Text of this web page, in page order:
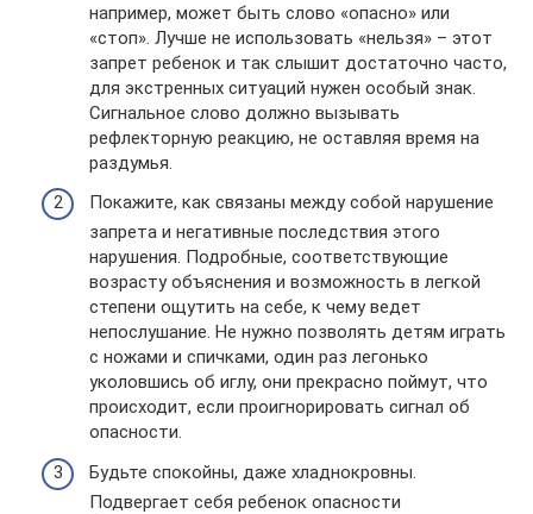
например, может быть слово «опасно» или
«стоп». Лучше не использовать «нельзя» – этот
запрет ребенок и так слышит достаточно часто,
для экстренных ситуаций нужен особый знак.
Сигнальное слово должно вызывать
рефлекторную реакцию, не оставляя время на
раздумья.
Покажите, как связаны между собой нарушение
запрета и негативные последствия этого
нарушения. Подробные, соответствующие
возрасту объяснения и возможность в легкой
степени ощутить на себе, к чему ведет
непослушание. Не нужно позволять детям играть
с ножами и спичками, один раз легонько
уколовшись об иглу, они прекрасно поймут, что
происходит, если проигнорировать сигнал об
опасности.
Будьте спокойны, даже хладнокровны.
Подвергает себя ребенок опасности